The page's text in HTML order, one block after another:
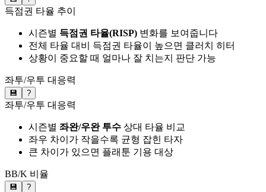
득점권 타율 추이
시즌별 득점권 타율(RISP) 변화를 보여줍니다
전체 타율 대비 득점권 타율이 높으면 클러치 히터
상황이 중요할 때 얼마나 잘 치는지 판단 가능
좌투/우투 대응력
💾 ?
좌투/우투 대응력
시즌별 좌완/우완 투수 상대 타율 비교
좌우 차이가 작을수록 균형 잡힌 타자
큰 차이가 있으면 플래툰 기용 대상
BB/K 비율
💾 ?